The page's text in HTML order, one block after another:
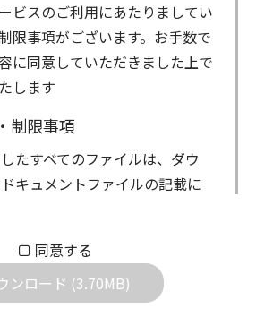
ビスのご利用にあたりましてい
限事項がございます。お手数で
に同意していただきました上で
します
制限事項
たすべてのファイルは、ダウ
キュメントファイルの記載に
を負いません。また、ファイ
変更は一切行わないでくださ
同意する
ンロード (3.70MB)